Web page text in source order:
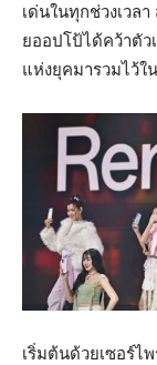
เด่นในทุกช่วงเวล
ยออปโป้ได้คว้าตั
แห่งยุคมารวมไว้ใ
เริ่มต้นด้วยเซอร์ไ